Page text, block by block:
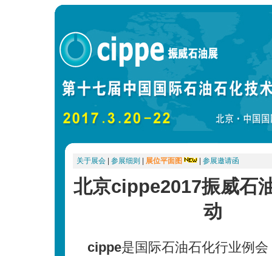
关于展会 参展细则 展位平面图 参展邀请函
北京cippe2017振威石
动
cippe是国际石油石化行业例